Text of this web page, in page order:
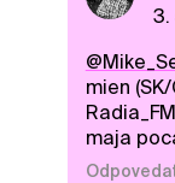
3.
mien
maja